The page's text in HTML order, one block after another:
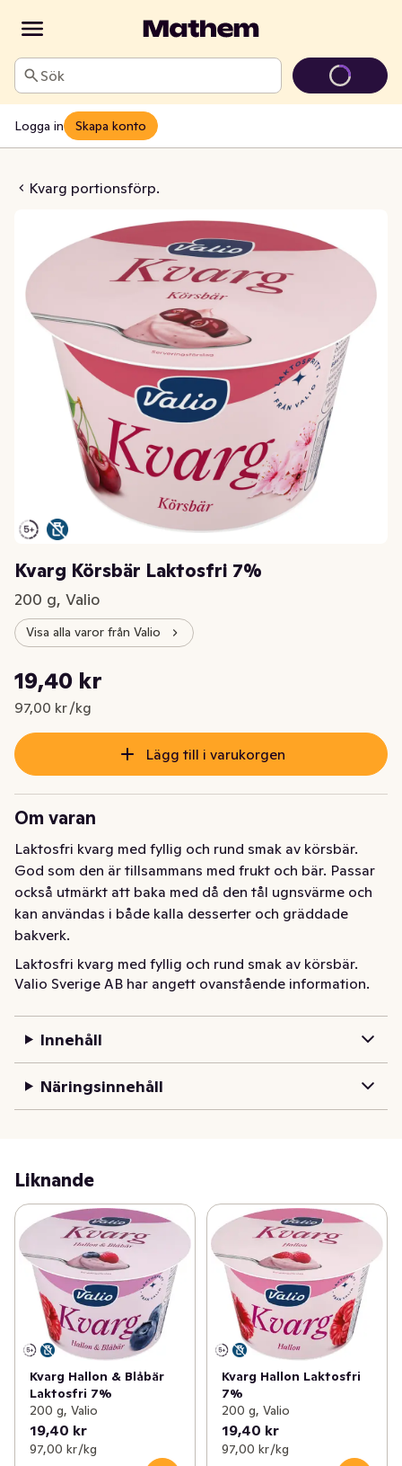
Sök
Logga in Skapa konto
Kvarg portionsförp.
Laktosfri 7%
Kvarg Körsbär Laktosfri 7%
200 g, Valio
Visa alla varor från Valio
Nuvarande pris är: 19,40 kr
19,40 kr
97,00 kr /kg
Styckpris: 97,00 kr /kg
Lägg till i varukorgen
Om varan
Laktosfri kvarg med fyllig och rund smak av körsbär.
God som den är tillsammans med frukt och bär. Passar
också utmärkt att baka med då den tål ugnsvärme och
kan användas i både kalla desserter och gräddade
bakverk.
Laktosfri kvarg med fyllig och rund smak av körsbär.
God som den är tillsammans med frukt och bär. Passar
bakverk.
Valio Sverige AB har angett ovanstående information.
Innehåll
Näringsinnehåll
Liknande
Kvarg Hallon & Blåbär
Laktosfri 7%
200 g, Valio
19,40 kr
97,00 kr /kg
Kvarg Hallon Laktosfri
7%
200 g, Valio
19,40 kr
97,00 kr /kg